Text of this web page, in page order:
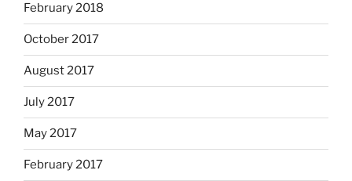
February 2018
October 2017
August 2017
July 2017
May 2017
February 2017